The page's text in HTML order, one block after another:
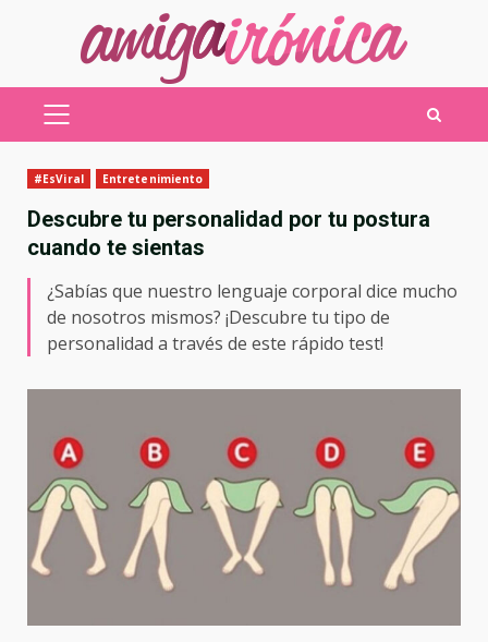
MENÚ
#EsViral Entretenimiento
Descubre tu personalidad por tu postura
cuando te sientas
¿Sabías que nuestro lenguaje corporal dice mucho
de nosotros mismos? ¡Descubre tu tipo de
personalidad a través de este rápido test!